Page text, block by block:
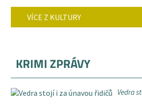
VÍCE Z KULTURY
KRIMI ZPRÁVY
Vedra